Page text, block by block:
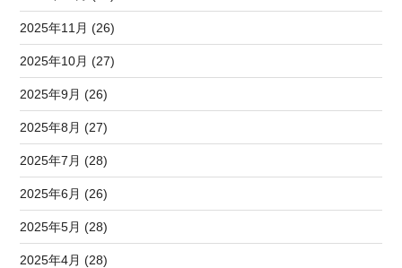
2025年11月 (26)
2025年10月 (27)
2025年9月 (26)
2025年8月 (27)
2025年7月 (28)
2025年6月 (26)
2025年5月 (28)
2025年4月 (28)